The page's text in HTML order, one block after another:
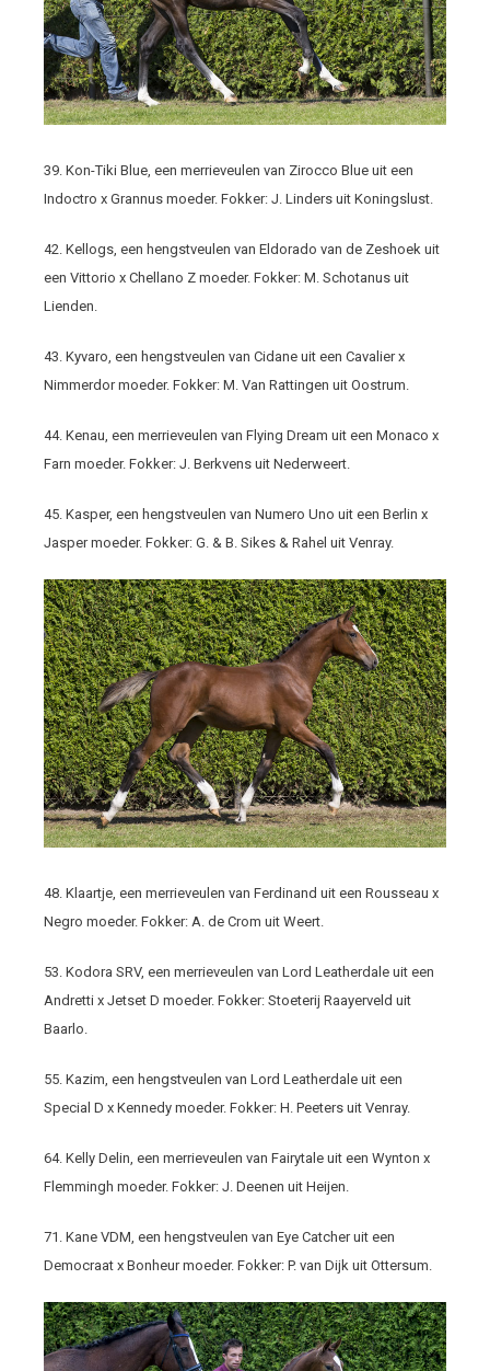
39. Kon-Tiki Blue, een merrieveulen van Zirocco Blue uit een
Indoctro x Grannus moeder. Fokker: J. Linders uit Koningslust.
42. Kellogs, een hengstveulen van Eldorado van de Zeshoek uit
een Vittorio x Chellano Z moeder. Fokker: M. Schotanus uit
Lienden.
43. Kyvaro, een hengstveulen van Cidane uit een Cavalier x
Nimmerdor moeder. Fokker: M. Van Rattingen uit Oostrum.
44. Kenau, een merrieveulen van Flying Dream uit een Monaco x
Farn moeder. Fokker: J. Berkvens uit Nederweert.
45. Kasper, een hengstveulen van Numero Uno uit een Berlin x
Jasper moeder. Fokker: G. & B. Sikes & Rahel uit Venray.
48. Klaartje, een merrieveulen van Ferdinand uit een Rousseau x
Negro moeder. Fokker: A. de Crom uit Weert.
53. Kodora SRV, een merrieveulen van Lord Leatherdale uit een
Andretti x Jetset D moeder. Fokker: Stoeterij Raayerveld uit
Baarlo.
55. Kazim, een hengstveulen van Lord Leatherdale uit een
Special D x Kennedy moeder. Fokker: H. Peeters uit Venray.
64. Kelly Delin, een merrieveulen van Fairytale uit een Wynton x
Flemmingh moeder. Fokker: J. Deenen uit Heijen.
71. Kane VDM, een hengstveulen van Eye Catcher uit een
Democraat x Bonheur moeder. Fokker: P. van Dijk uit Ottersum.